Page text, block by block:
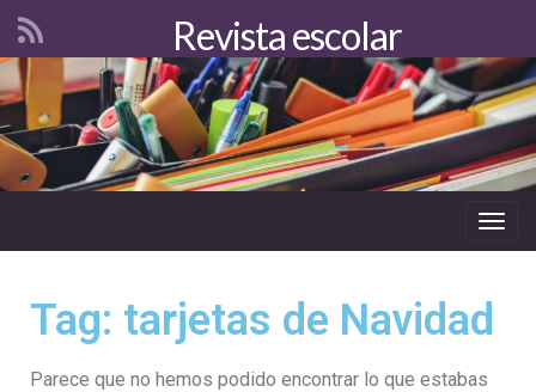
Revista escolar
Tag: tarjetas de Navidad
Parece que no hemos podido encontrar lo que estabas